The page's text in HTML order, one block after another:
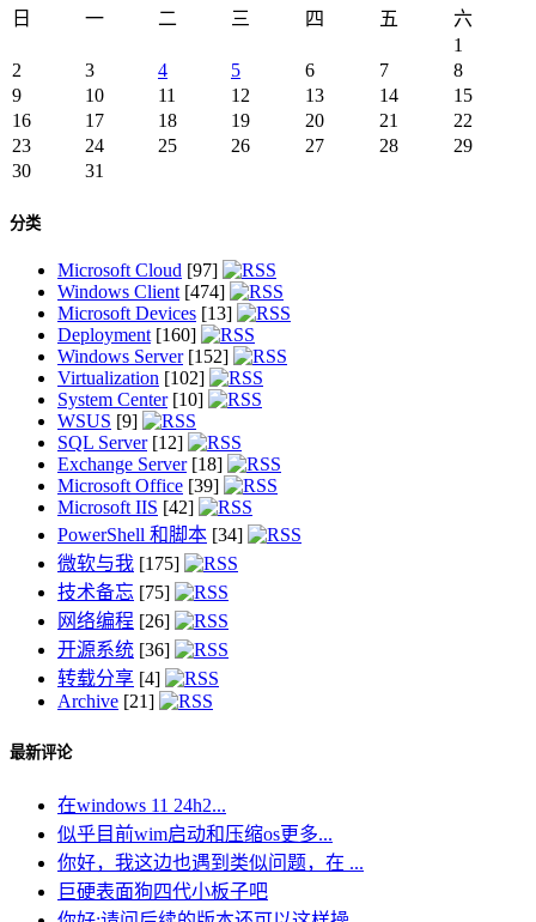
日
一 二 三 四 五
六
1
2
3 4 5 6 7
8
9
10 11 12 13 14
15
16
17 18 19 20 21
22
23
24 25 26 27 28
29
30
31
分类
Microsoft Cloud [97]
Windows Client[474]
Microsoft Devices [13]
Deployment[160]
Windows Server[152]
Virtualization [102]
System Center[10]
WSUS [9]
SQL Server[12]
Exchange Server[18]
Microsoft Office [39]
Microsoft IIS [42]
PowerShell 和脚本 [34]
微软与我 [175]
技术备忘 [75]
网络编程 [26]
开源系统 [36]
转载分享 [4]
Archive [21]
最新评论
在windows 11 24h2...
似乎目前wim启动和压缩os更多...
你好，我这边也遇到类似问题，在 ...
巨硬表面狗四代小板子吧